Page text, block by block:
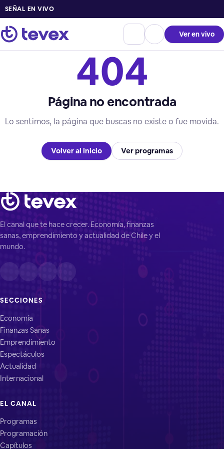
SEÑAL EN VIVO
Ver en vivo
404
Página no encontrada
Lo sentimos, la página que buscas no existe o fue movida.
Volver al inicio Ver programas
El canal que te hace crecer. Economía, finanzas
sanas, emprendimiento y actualidad de Chile y el
mundo.
SECCIONES
Economía
Finanzas Sanas
Emprendimiento
Espectáculos
Actualidad
Internacional
EL CANAL
Programas
Programación
Capítulos